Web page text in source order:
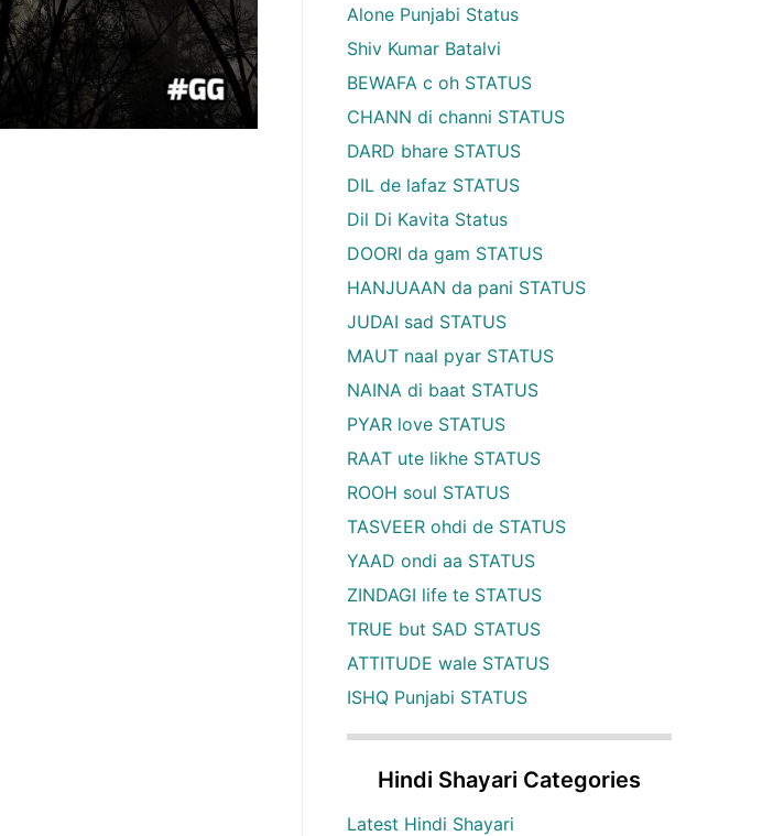
Alone Punjabi Status
Shiv Kumar Batalvi
BEWAFA c oh STATUS
CHANN di channi STATUS
DARD bhare STATUS
DIL de lafaz STATUS
Dil Di Kavita Status
DOORI da gam STATUS
HANJUAAN da pani STATUS
JUDAI sad STATUS
MAUT naal pyar STATUS
NAINA di baat STATUS
PYAR love STATUS
RAAT ute likhe STATUS
ROOH soul STATUS
TASVEER ohdi de STATUS
YAAD ondi aa STATUS
ZINDAGI life te STATUS
TRUE but SAD STATUS
ATTITUDE wale STATUS
ISHQ Punjabi STATUS
Hindi Shayari Categories
Latest Hindi Shayari